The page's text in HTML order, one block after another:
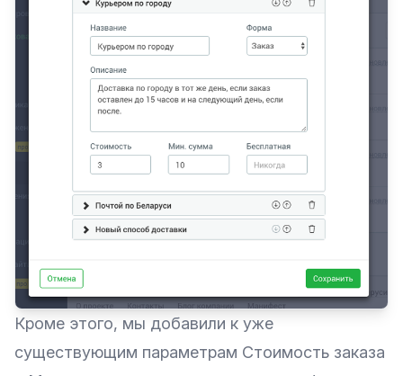
Кроме этого, мы добавили к уже
существующим параметрам Стоимость заказа